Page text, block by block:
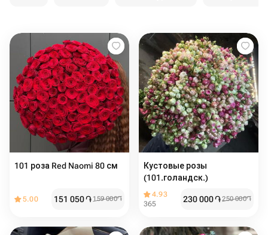
101 роза Red Naomi 80 см
5.00 151 050֏ 159 000֏
Кустовые розы
(101.голандск.)
4.93
365
230 000֏250 000֏